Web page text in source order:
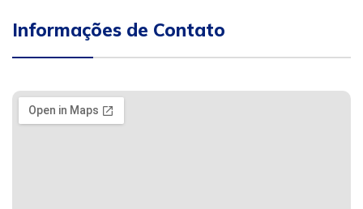
Informações de Contato